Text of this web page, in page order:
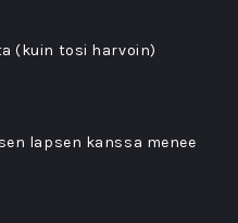
(kuin tosi harvoin)
lapsen kanssa menee